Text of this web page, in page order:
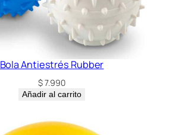
Bola Antiestrés Rubber
$7.990
Añadir al carrito